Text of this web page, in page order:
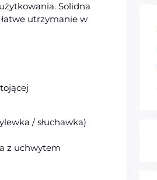
Solidna
utrzymanie w
/ słuchawka)
z uchwytem